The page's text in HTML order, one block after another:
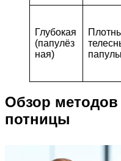
Глубокая
(папулёз
ная)
папулы
Обзор методов
потницы